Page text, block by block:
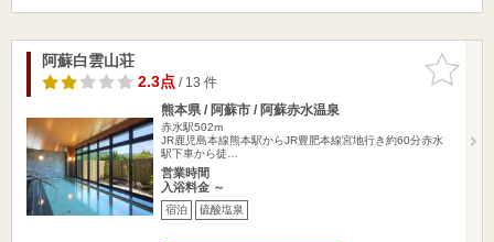
お気に入
りに追加
阿蘇白雲山荘
2.3点/ 13 件
熊本県 / 阿蘇市 / 阿蘇赤水温泉
赤水駅502m
JR鹿児島本線熊本駅からJR豊肥本線宮地行き約60分赤水
駅下車から徒…
営業時間
入浴料金 ～
宿泊 硫酸塩泉